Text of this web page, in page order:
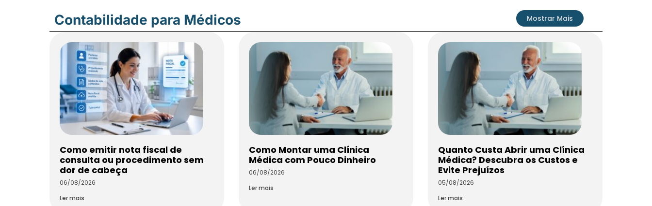
Contabilidade para Médicos Mostrar Mais
Como emitir nota fiscal de
consulta ou procedimento sem
dor de cabeça
06/08/2026
Ler mais
Como Montar uma Clínica
Médica com Pouco Dinheiro
06/08/2026
Ler mais
Quanto Custa Abrir uma Clínica
Médica? Descubra os Custos e
Evite Prejuízos
05/08/2026
Ler mais